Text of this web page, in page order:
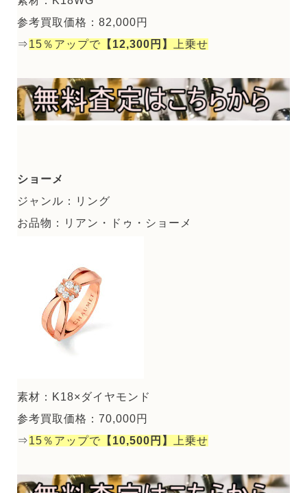
参考買取価格：82,000円
⇒15％アップで 【12,300円】 上乗せ
ショーメ
ジャンル：リング
お品物：リアン・ドゥ・ショーメ
素材：K18×ダイヤモンド
参考買取価格：70,000円
⇒15％アップで 【10,500円】 上乗せ